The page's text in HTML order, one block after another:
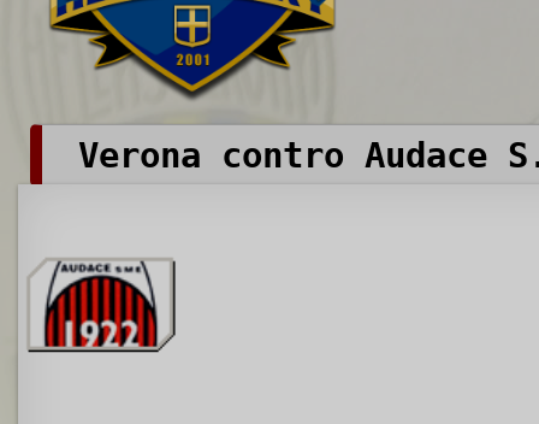
Verona contro Audace